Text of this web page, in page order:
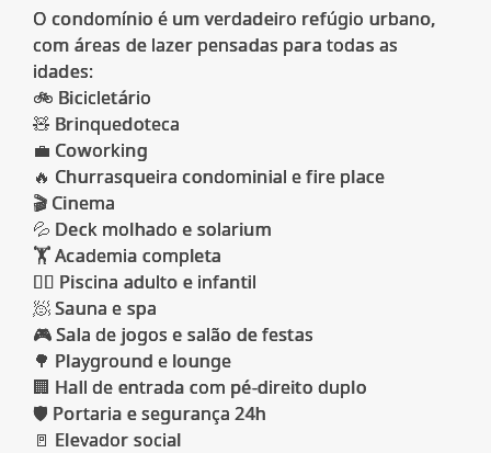
O condomínio é um verdadeiro refúgio urbano,
com áreas de lazer pensadas para todas as
idades:
🚲 Bicicletário
🧸 Brinquedoteca
💼 Coworking
🔥 Churrasqueira condominial e fire place
🎬 Cinema
💦 Deck molhado e solarium
🏋️ Academia completa
🏊‍♂️ Piscina adulto e infantil
🧖 Sauna e spa
🎮 Sala de jogos e salão de festas
🌳 Playground e lounge
🏢 Hall de entrada com pé-direito duplo
🛡️ Portaria e segurança 24h
🚪 Elevador social